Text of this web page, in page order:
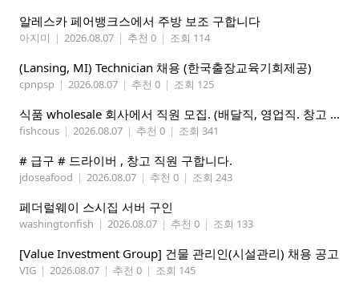
알레스카 페어뱅크스에서 주방 보조 구합니다
아지미 | 2026.08.07 | 추천 0 | 조회 114
(Lansing, MI) Technician 채용 (한국출장교육기회제공)
cpnpsp | 2026.08.07 | 추천 0 | 조회 125
식품 wholesale 회사에서 직원 모집. (배달직, 영업직. 창고 관리직)
fishcous | 2026.08.07 | 추천 0 | 조회 341
# 급구 # 드라이버 , 창고 직원 구합니다.
jdoseafood | 2026.08.07 | 추천 0 | 조회 243
페더럴웨이 스시집 서버 구인
washingtonfish | 2026.08.07 | 추천 0 | 조회 133
[Value Investment Group] 건물 관리인(시설관리) 채용 공고
VIG | 2026.08.07 | 추천 0 | 조회 145